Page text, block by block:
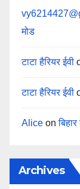
मोड
टाटा हैरियर ईवी
टाटा हैरियर ईवी
Alice on
Archives